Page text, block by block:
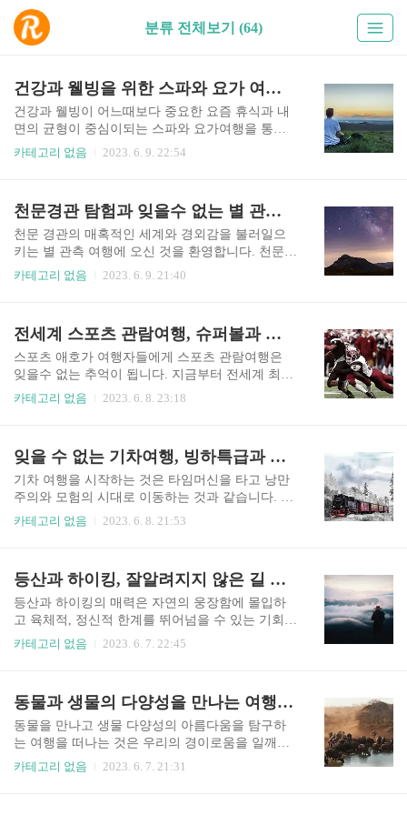
분류 전체보기 (64)
건강과 웰빙을 위한 스파와 요가 여행 시작
건강과 웰빙이 어느때보다 중요한 요즘 휴식과 내
면의 균형이 중심이되는 스파와 요가여행을 통해
서 몸과 마음의 안정을 찾는 자기관리의 궁극적인
상적인 장소를 제공하는 가장 매력적인 여행지를
살펴보겠습니다. 무성한 풍경과 풍부한 영적 유산
으로 유명한 인도네시아 발리의 고요함을 만끽하
세요. 전통적인 발리 스파와 요가 센터가 많은 우붓
의 고요한 아름다움에 빠져보세요. 전체적인 치유
요가 휴양을 시작해 보세요. 인도의 장엄한 산으로
탈출하여 아유르베다와 요가의 고대 지혜를 발견
해 보..
카테고리 없음 2023. 6. 9. 22:54
천문경관 탐험과 잊을수 없는 별 관측여행
천문 경관의 매혹적인 세계와 경외감을 불러일으
키는 별 관측 여행에 오신 것을 환영합니다. 천문학
적 풍경이라는 매혹적인 영역을 탐구하고 우주의
이 멎을 듯한 아름다움과 천문 경관의 다양성에 대
해 자세히 살펴보겠습니다. 칠레 아타카마의 험준
한 사막에서 노르웨이의 천상의 피요르드에 이르
기까지 전 세계는 별을 관측할 수 있는 비할 데 없
는 기회를 제공하는 특별한 장소가 다양하게 존재
세요. 당신 위로 펼쳐지는 은하수의 황홀한 광경을
즐기면서 초현실적인 풍경, 우뚝 솟은 화산, 신비..
카테고리 없음 2023. 6. 9. 21:40
전세계 스포츠 관람여행, 슈퍼볼과 올림픽 그리고 UEFA
스포츠 애호가 여행자들에게 스포츠 관람여행은
잊을수 없는 추억이 됩니다. 지금부터 전세계 최고
의 스포트 이벤트인 슈퍼볼과 올림픽 그리고 UEFA
년 대규모로 개최되는 이 행사는 스포츠를 넘어 하
나의 문화 현상이 되었습니다. 여러분이 열렬한 팬
이든 그저 구경거리에 관심이 있든 상관없이 슈퍼
볼 경기에 참석하는 것은 다른 어떤 것과도 비교할
수 없는 경험이 됩니다. 거인들의 충돌을 목격하기
연하는 매혹적인 하프타임 쇼부터 수백만 명의 마
음을 사로잡는 실물보다 더 큰 광고에 이르..
카테고리 없음 2023. 6. 8. 23:18
잊을 수 없는 기차여행, 빙하특급과 베니스 그리고 친퀘테레
기차 여행을 시작하는 것은 타임머신을 타고 낭만
주의와 모험의 시대로 이동하는 것과 같습니다. 빙
하특급과 베니스 그리고 친퀘테레 익스프레스에
적인 기차 여행입니다. 장엄한 마터호른 산기슭에
있는 체르마트에서 기차에 탑승 후 편안한 좌석에
앉으면 탁 트인 창문을 통해 눈 덮인 봉우리, 자연
그대로의 계곡, 고풍스러운 알프스 마을의 숨 막히
는 전경을 감상할 수 있습니다. 7시간 30분의 여정
다. 기차의 느린 속도 덕분에 매 순간을 음미하고
경외심을 불러일으..
카테고리 없음 2023. 6. 8. 21:53
등산과 하이킹, 잘알려지지 않은 길 탐험
등산과 하이킹의 매력은 자연의 웅장함에 몰입하
고 육체적, 정신적 한계를 뛰어넘을 수 있는 기회입
니다. 잘 알려지지 않은 길을 탐험하는 숨 막히는
달하는 것이 궁극적인 보상인 등산의 세계입니다.
세계에서 가장 높은 봉우리인 거대한 에베레스트
정상에 서 있다고 상상해 보십시오. 눈 덮인 봉우리
가 하늘을 찌르고 주변 히말라야 산맥의 경관은 심
오한 경이로움을 불러일으킵니다. 극한의 고도와
카테고리 없음 2023. 6. 7. 22:45
동물과 생물의 다양성을 만나는 여행, 열대우림과 해양 그리고 사바나
동물을 만나고 생물 다양성의 아름다움을 탐구하
는 여행을 떠나는 것은 우리의 경이로움을 일깨우
고 자연과의 연결을 심화시키는 좋은 경험입니다.
카테고리 없음 2023. 6. 7. 21:31